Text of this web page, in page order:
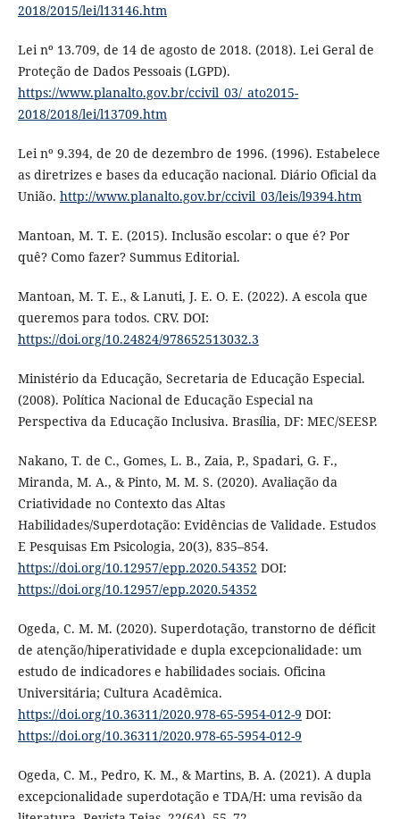
2018/2015/lei/l13146.htm
Lei nº 13.709, de 14 de agosto de 2018. (2018). Lei Geral de
Proteção de Dados Pessoais (LGPD).
https://www.planalto.gov.br/ccivil_03/_ato2015-
2018/2018/lei/l13709.htm
Lei nº 9.394, de 20 de dezembro de 1996. (1996). Estabelece
as diretrizes e bases da educação nacional. Diário Oficial da
União. http://www.planalto.gov.br/ccivil_03/leis/l9394.htm
Mantoan, M. T. E. (2015). Inclusão escolar: o que é? Por
quê? Como fazer? Summus Editorial.
Mantoan, M. T. E., & Lanuti, J. E. O. E. (2022). A escola que
queremos para todos. CRV. DOI:
https://doi.org/10.24824/978652513032.3
Ministério da Educação, Secretaria de Educação Especial.
(2008). Política Nacional de Educação Especial na
Perspectiva da Educação Inclusiva. Brasília, DF: MEC/SEESP.
Nakano, T. de C., Gomes, L. B., Zaia, P., Spadari, G. F.,
Miranda, M. A., & Pinto, M. M. S. (2020). Avaliação da
Criatividade no Contexto das Altas
Habilidades/Superdotação: Evidências de Validade. Estudos
E Pesquisas Em Psicologia, 20(3), 835–854.
https://doi.org/10.12957/epp.2020.54352 DOI:
https://doi.org/10.12957/epp.2020.54352
Ogeda, C. M. M. (2020). Superdotação, transtorno de déficit
de atenção/hiperatividade e dupla excepcionalidade: um
estudo de indicadores e habilidades sociais. Oficina
Universitária; Cultura Acadêmica.
https://doi.org/10.36311/2020.978-65-5954-012-9 DOI:
https://doi.org/10.36311/2020.978-65-5954-012-9
Ogeda, C. M., Pedro, K. M., & Martins, B. A. (2021). A dupla
excepcionalidade superdotação e TDA/H: uma revisão da